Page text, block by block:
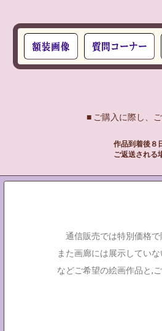
■ ご購入に際し、
作品到着後８
ご返送される
通信販売では特別価格で
また画廊には展示してい
などご希望の絵画作品と,